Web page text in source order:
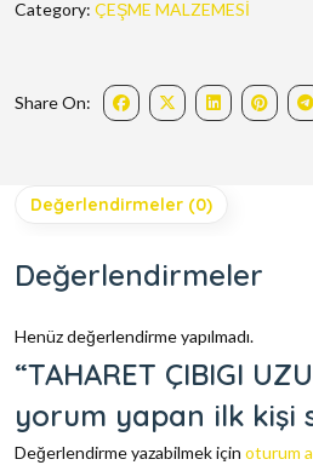
Category: ÇEŞME MALZEMESİ
Share On:
Değerlendirmeler (0)
Değerlendirmeler
Henüz değerlendirme yapılmadı.
“TAHARET ÇIBIGI
yorum yapan ilk kişi
Değerlendirme yazabilmek için oturum